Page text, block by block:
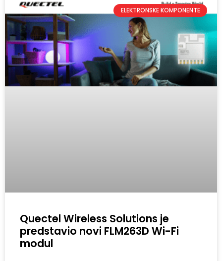
ELEKTRONSKE KOMPONENTE
Quectel Wireless Solutions je
predstavio novi FLM263D Wi-Fi
modul